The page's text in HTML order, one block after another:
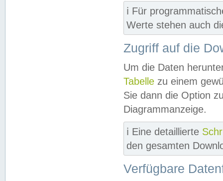
ℹ️ Für
Werte stehen auch
Zugriff auf die
Um die Daten
Tabelle zu einem
Sie dann die Option
Diagrammanzeige.
ℹ️ Eine detaillierte
den gesamten
Verfügbare